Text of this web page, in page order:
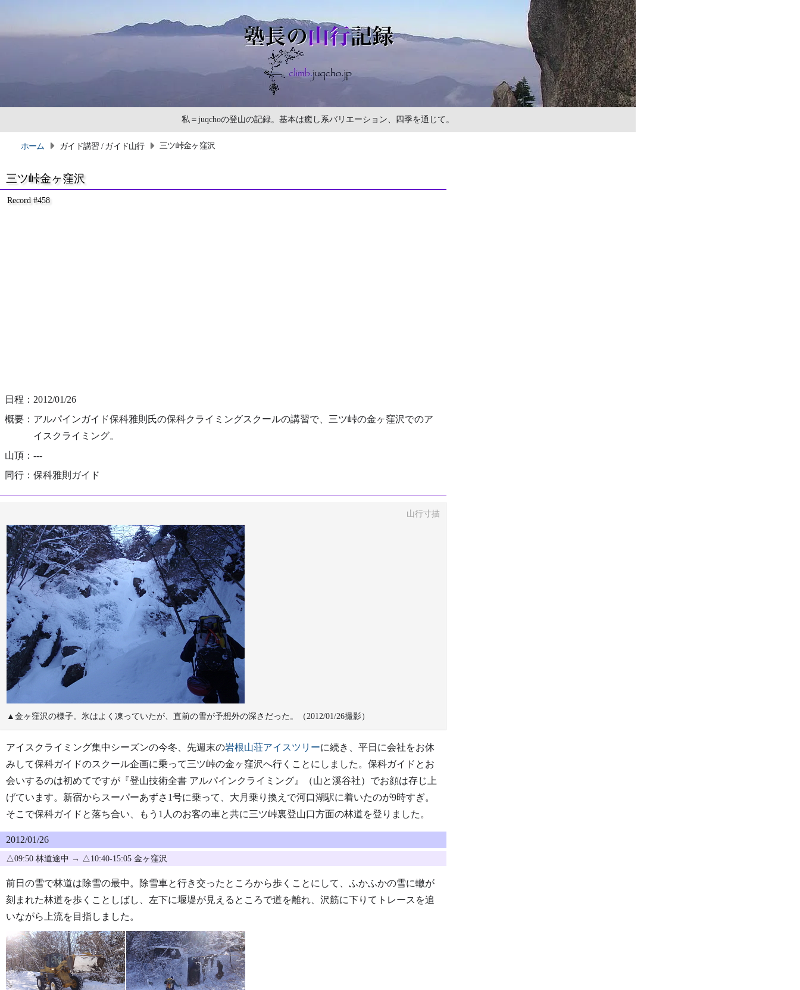
私＝juqchoの登山の記録。基本は癒し系バリエーション、四季を通じて。
ホーム ガイド講習 / ガイド山行 三ツ峠金ヶ窪沢
三ツ峠金ヶ窪沢
Record #458
日程：2012/01/26
概要：アルパインガイド保科雅則氏の保科クライミングスクールの講習で、三ツ峠の金ヶ窪沢でのア
イスクライミング。
山頂：---
同行：保科雅則ガイド
山行寸描
▲金ヶ窪沢の様子。氷はよく凍っていたが、直前の雪が予想外の深さだった。（2012/01/26撮影）
アイスクライミング集中シーズンの今冬、先週末の岩根山荘アイスツリーに続き、平日に会社をお休
みして保科ガイドのスクール企画に乗って三ツ峠の金ヶ窪沢へ行くことにしました。保科ガイドとお
会いするのは初めてですが『登山技術全書 アルパインクライミング』（山と溪谷社）でお顔は存じ上
げています。新宿からスーパーあずさ1号に乗って、大月乗り換えで河口湖駅に着いたのが9時すぎ。
そこで保科ガイドと落ち合い、もう1人のお客の車と共に三ツ峠裏登山口方面の林道を登りました。
2012/01/26
△09:50 林道途中 → △10:40-15:05 金ヶ窪沢
前日の雪で林道は除雪の最中。除雪車と行き交ったところから歩くことにして、ふかふかの雪に轍が
刻まれた林道を歩くことしばし、左下に堰堤が見えるところで道を離れ、沢筋に下りてトレースを追
いながら上流を目指しました。